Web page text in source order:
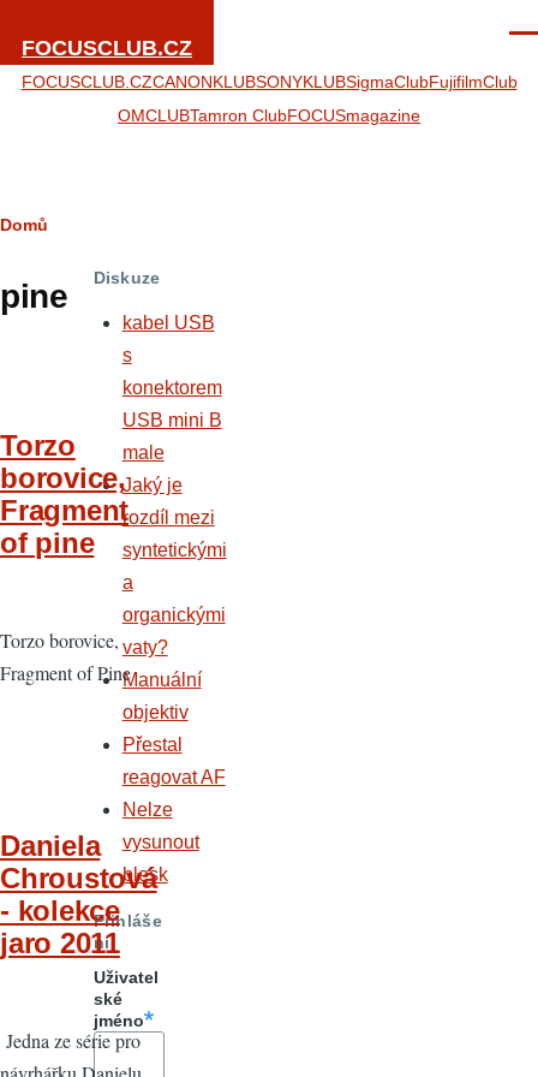
FOCUSCLUB.CZ
FOCUSCLUB.CZCANONKLUBSONYKLUBSigmaClubFujifilmClub
OMCLUBTamron ClubFOCUSmagazine
Drobečková
navigace
Domů
pine
Torzo
borovice,
Fragment
of pine
Torzo borovice,
Fragment of Pine
Daniela
Chroustová
- kolekce
jaro 2011
Jedna ze série pro
Diskuze
kabel USB
s
konektorem
USB mini B
male
Jaký je
rozdíl mezi
syntetickými
a
organickými
vaty?
Manuální
objektiv
Přestal
reagovat AF
Nelze
vysunout
blesk
Přihláše
ní
Uživatel
ské
jméno